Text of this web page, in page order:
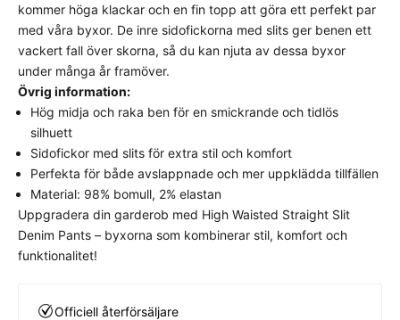
Detta plagg har en klassisk, normal passform som
följer kroppens naturliga linjer utan att sitta för
stramt eller för löst.Välj din vanliga storlek
bästa komfort och avsedda look.
kommer höga klackar och en fin topp att göra ett perfekt par
med våra byxor. De inre sidofickorna med slits ger benen ett
vackert fall över skorna, så du kan njuta av dessa byxor
under många år framöver.
Övrig information:
Hög midja och raka ben för en smickrande och tidlös
silhuett
Sidofickor med slits för extra stil och komfort
Perfekta för både avslappnade och mer uppklädda tillfällen
Material: 98% bomull, 2% elastan
Uppgradera din garderob med High Waisted Straight Slit
Denim Pants – byxorna som kombinerar stil, komfort och
funktionalitet!
Officiell återförsäljare